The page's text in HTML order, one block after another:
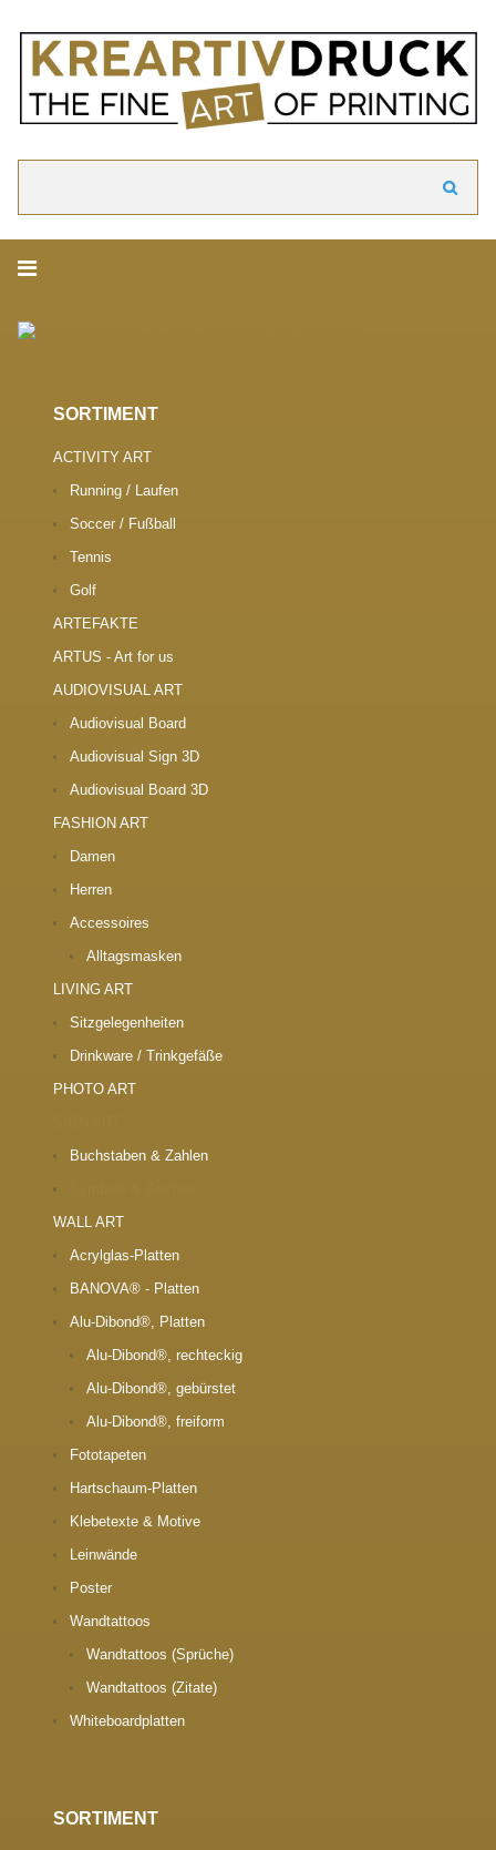
Cookie Hinweis
Um die Inhalte unserer Webseite optimal zu gestalten und fortlaufend zu
verwenden wir Cookies. Durch die weitere Nutzung der Webseite stimmen
Verwendung von Cookies zu. Weitere Informationen zu Cookies erhalten Sie
Datenschutzerklärung.
SORTIMENT
ACTIVITY ART
Running / Laufen
Soccer / Fußball
Tennis
Golf
ARTEFAKTE
ARTUS - Art for us
AUDIOVISUAL ART
Audiovisual Board
Audiovisual Sign 3D
Audiovisual Board 3D
FASHION ART
Damen
Herren
Accessoires
Alltagsmasken
LIVING ART
Sitzgelegenheiten
Drinkware / Trinkgefäße
PHOTO ART
Buchstaben & Zahlen
WALL ART
Acrylglas-Platten
BANOVA® - Platten
Alu-Dibond®, Platten
Alu-Dibond®, rechteckig
Alu-Dibond®, gebürstet
Alu-Dibond®, freiform
Fototapeten
Hartschaum-Platten
Klebetexte & Motive
Leinwände
Poster
Wandtattoos
Wandtattoos (Sprüche)
Wandtattoos (Zitate)
Whiteboardplatten
SORTIMENT